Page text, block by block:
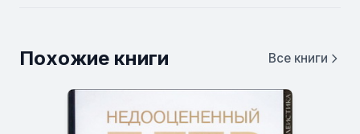
Похожие книги Все книги